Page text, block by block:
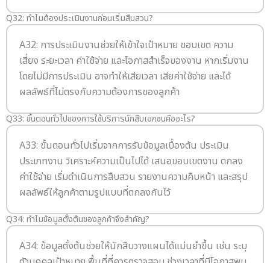
Q32: ทำไมต้องประเมินงานก่อนเริ่มสืบสวน?
A32: การประเมินงานช่วยให้เข้าใจเป้าหมาย ขอบเขต ความ
เสี่ยง ระยะเวลา ค่าใช้จ่าย และโอกาสสำเร็จของงาน หากเริ่มงาน
โดยไม่มีการประเมิน อาจทำให้เสียเวลา เสียค่าใช้จ่าย และได้
ผลลัพธ์ที่ไม่ตรงกับความต้องการของลูกค้า
Q33: ขั้นตอนทั่วไปของการใช้บริการนักสืบเอกชนคืออะไร?
A33: ขั้นตอนทั่วไปเริ่มจากการรับข้อมูลเบื้องต้น ประเมิน
ประเภทงาน วิเคราะห์ความเป็นไปได้ เสนอขอบเขตงาน ตกลง
ค่าใช้จ่าย เริ่มดำเนินการสืบสวน รายงานความคืบหน้า และสรุป
ผลลัพธ์ให้ลูกค้าตามรูปแบบที่ตกลงกันไว้
Q34: ทำไมข้อมูลตั้งต้นของลูกค้าจึงสำคัญ?
A34: ข้อมูลตั้งต้นช่วยให้นักสืบวางแผนได้แม่นยำขึ้น เช่น ระบุ